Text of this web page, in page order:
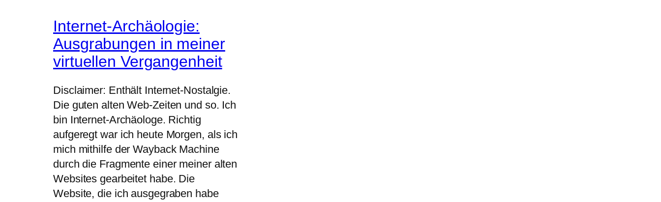
Internet-Archäologie:
Ausgrabungen in meiner
virtuellen Vergangenheit
Disclaimer: Enthält Internet-Nostalgie.
Die guten alten Web-Zeiten und so. Ich
bin Internet-Archäologe. Richtig
aufgeregt war ich heute Morgen, als ich
mich mithilfe der Wayback Machine
durch die Fragmente einer meiner alten
Websites gearbeitet habe. Die
Website, die ich ausgegraben habe